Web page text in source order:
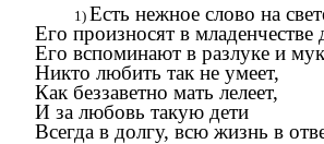
Есть нежное слово на
Его произносят в младенчестве
Его вспоминают в разлуке и
Никто любить так не умеет,
Как беззаветно мать лелеет,
И за любовь такую дети
Всегда в долгу, всю жизнь в